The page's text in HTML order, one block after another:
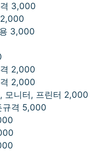
3,000
3,000
2,000
2,000
모니터, 프린터 2,000
규격 5,000